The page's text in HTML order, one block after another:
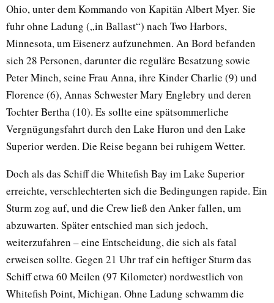
Ohio, unter dem Kommando von Kapitän Albert Myer. Sie
fuhr ohne Ladung („in Ballast“) nach Two Harbors,
Minnesota, um Eisenerz aufzunehmen. An Bord befanden
sich 28 Personen, darunter die reguläre Besatzung sowie
Peter Minch, seine Frau Anna, ihre Kinder Charlie (9) und
Florence (6), Annas Schwester Mary Englebry und deren
Tochter Bertha (10). Es sollte eine spätsommerliche
Vergnügungsfahrt durch den Lake Huron und den Lake
Superior werden. Die Reise begann bei ruhigem Wetter.
Doch als das Schiff die Whitefish Bay im Lake Superior
erreichte, verschlechterten sich die Bedingungen rapide. Ein
Sturm zog auf, und die Crew ließ den Anker fallen, um
abzuwarten. Später entschied man sich jedoch,
weiterzufahren – eine Entscheidung, die sich als fatal
erweisen sollte. Gegen 21 Uhr traf ein heftiger Sturm das
Schiff etwa 60 Meilen (97 Kilometer) nordwestlich von
Whitefish Point, Michigan. Ohne Ladung schwamm die